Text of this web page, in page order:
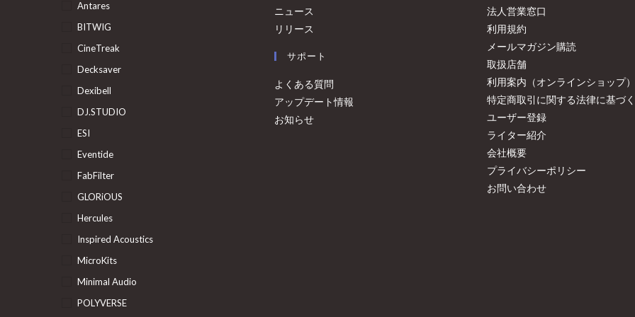
Antares
BITWIG
CineTreak
Decksaver
Dexibell
DJ.STUDIO
ESI
Eventide
FabFilter
GLORiOUS
Hercules
Inspired Acoustics
MicroKits
Minimal Audio
POLYVERSE
ニュース
リリース
サポート
よくある質問
アップデート情報
お知らせ
法人営業窓口
利用規約
メールマガジン購読
取扱店舗
利用案内（オンラインショップ）
特定商取引に関する法律に基づ
ユーザー登録
ライター紹介
会社概要
プライバシーポリシー
お問い合わせ